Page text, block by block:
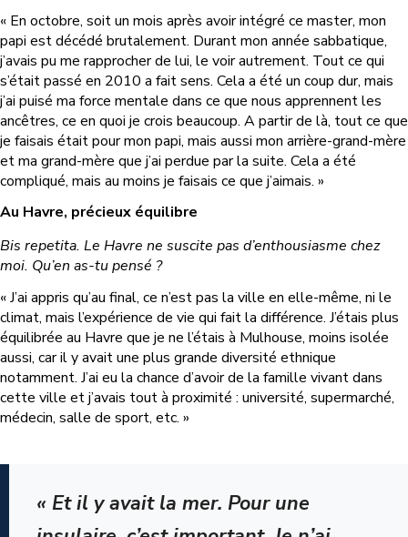
« En octobre, soit un mois après avoir intégré ce master, mon
papi est décédé brutalement. Durant mon année sabbatique,
j’avais pu me rapprocher de lui, le voir autrement. Tout ce qui
s’était passé en 2010 a fait sens. Cela a été un coup dur, mais
j’ai puisé ma force mentale dans ce que nous apprennent les
ancêtres, ce en quoi je crois beaucoup. A partir de là, tout ce que
je faisais était pour mon papi, mais aussi mon arrière-grand-mère
et ma grand-mère que j’ai perdue par la suite. Cela a été
compliqué, mais au moins je faisais ce que j’aimais. »
Au Havre, précieux équilibre
Bis repetita. Le Havre ne suscite pas d’enthousiasme chez
moi. Qu’en as-tu pensé ?
« J’ai appris qu’au final, ce n’est pas la ville en elle-même, ni le
climat, mais l’expérience de vie qui fait la différence. J’étais plus
équilibrée au Havre que je ne l’étais à Mulhouse, moins isolée
aussi, car il y avait une plus grande diversité ethnique
notamment. J’ai eu la chance d’avoir de la famille vivant dans
cette ville et j’avais tout à proximité : université, supermarché,
médecin, salle de sport, etc. »
« Et il y avait la mer. Pour une